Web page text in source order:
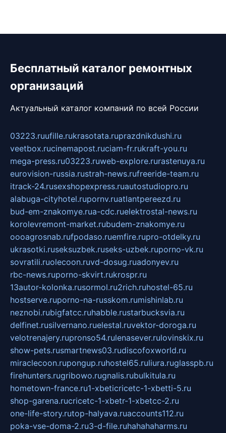
Бесплатный каталог ремонтных
организаций
Актуальный каталог компаний по всей России
03223.ruufille.rukrasotata.ruprazdnikdushi.ru
veetbox.rucinemapost.ruciam-fr.rukraft-you.ru
mega-press.ru03223.ruweb-explore.rurastenuya.ru
eurovision-russia.rustrah-news.rufreeride-team.ru
itrack-24.rusexshopexpress.ruautostudiopro.ru
alabuga-cityhotel.rupornv.ruatlantpereezd.ru
bud-em-znakomye.rua-cdc.ruelektrostal-news.ru
korolevremont-market.rubudem-znakomye.ru
oooagrosnab.rufpodaso.ruemfire.rupro-otdelky.ru
ukrasotki.ruseksuzbek.ruseks-uzbek.ruporno-vk.ru
sovratili.ruolecoon.ruvd-dosug.ruadonyev.ru
rbc-news.ruporno-skvirt.rukrospr.ru
13autor-kolonka.rusormol.ru2rich.ruhostel-65.ru
hostserve.ruporno-na-russkom.rumishinlab.ru
neznobi.rubigfatcc.ruhabble.rustarbucksvia.ru
delfinet.rusilvernano.ruelestal.ruvektor-doroga.ru
velotrenajery.rupronso54.rulenasever.rulovinskix.ru
show-pets.rusmartnews03.rudiscofoxworld.ru
miraclecoon.rupongup.ruhostel65.ruliura.ruglasspb.ru
firehunters.rugribowo.rugnalis.rubulkitula.ru
hometown-france.ru1-xbeticricetc-1-xbetti-5.ru
shop-garena.rucricetc-1-xbetr-1-xbetcc-2.ru
one-life-story.rutop-halyava.ruaccounts112.ru
poka-vse-doma-2.ru3-d-file.ruhahahaharms.ru